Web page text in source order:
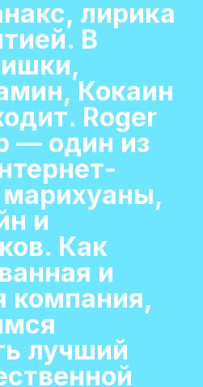
лирика
В
Кокаин
Roger
— один из
марихуаны,
и
Как
и
компания,
лучший